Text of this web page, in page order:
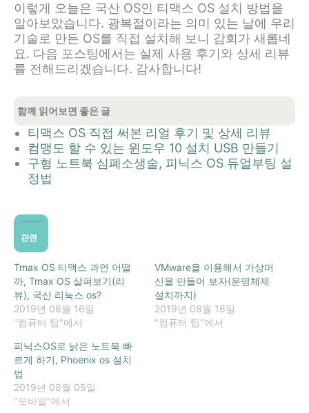
이렇게 오늘은 국산 OS인 티맥스 OS 설치 방법을
알아보았습니다. 광복절이라는 의미 있는 날에 우리
기술로 만든 OS를 직접 설치해 보니 감회가 새롭네
요. 다음 포스팅에서는 실제 사용 후기와 상세 리뷰
를 전해드리겠습니다. 감사합니다!
함께 읽어보면 좋은 글
티맥스 OS 직접 써본 리얼 후기 및 상세 리뷰
컴맹도 할 수 있는 윈도우 10 설치 USB 만들기
구형 노트북 심폐소생술, 피닉스 OS 듀얼부팅 설
정법
관련
Tmax OS 티맥스 과연 어떨
까, Tmax OS 살펴보기(리
뷰), 국산 리눅스 os?
2019년 08월 16일
"컴퓨터 팁"에서
VMware을 이용해서 가상머
신을 만들어 보자(운영체제
설치까지)
2019년 08월 16일
"컴퓨터 팁"에서
피닉스OS로 낡은 노트북 빠
르게 하기, Phoenix os 설치
법
2019년 08월 05일
"모바일"에서